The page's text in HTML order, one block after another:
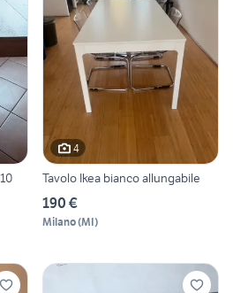
4
Tavolo Ikea bianco allungabile
190 €
Milano(MI)